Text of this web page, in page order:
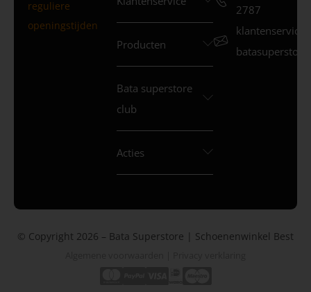
reguliere
openingstijden
Producten
Bata superstore
club
Acties
2787
© Copyright 2026 – Bata Superstore | Schoenenwinkel Best